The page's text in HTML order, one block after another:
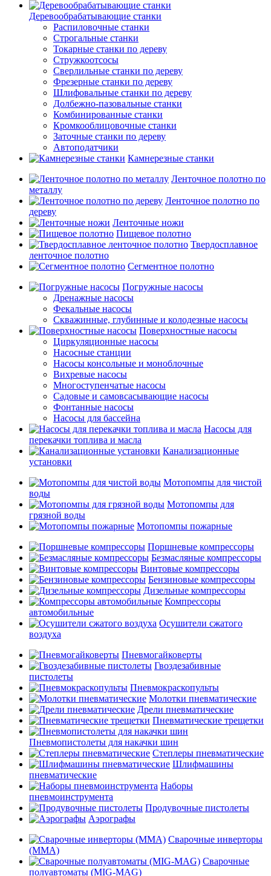
Деревообрабатывающие станки
Распиловочные станки
Строгальные станки
Токарные станки по дереву
Стружкоотсосы
Сверлильные станки по дереву
Фрезерные станки по дереву
Шлифовальные станки по дереву
Долбежно-пазовальные станки
Комбинированные станки
Кромкооблицовочные станки
Заточные станки по дереву
Автоподатчики
Камнерезные станки
Ленточное полотно по
металлу
Ленточное полотно по
дереву
Ленточные ножи
Пищевое полотно
Твердосплавное
ленточное полотно
Сегментное полотно
Погружные насосы
Дренажные насосы
Фекальные насосы
Скважинные, глубинные и колодезные насосы
Поверхностные насосы
Циркуляционные насосы
Насосные станции
Насосы консольные и моноблочные
Вихревые насосы
Многоступенчатые насосы
Садовые и самовсасывающие насосы
Фонтанные насосы
Насосы для бассейна
Насосы для
перекачки топлива и масла
Канализационные
установки
Мотопомпы для чистой
воды
Мотопомпы для
грязной воды
Мотопомпы пожарные
Поршневые компрессоры
Безмасляные компрессоры
Винтовые компрессоры
Бензиновые компрессоры
Дизельные компрессоры
Компрессоры
автомобильные
Осушители сжатого
воздуха
Пневмогайковерты
Гвоздезабивные
пистолеты
Пневмокраскопульты
Молотки пневматические
Дрели пневматические
Пневматические трещетки
Пневмопистолеты для накачки шин
Степлеры пневматические
Шлифмашины
пневматические
Наборы
пневмоинструмента
Продувочные пистолеты
Аэрографы
Сварочные инверторы
(MMA)
Сварочные
полуавтоматы (MIG-MAG)